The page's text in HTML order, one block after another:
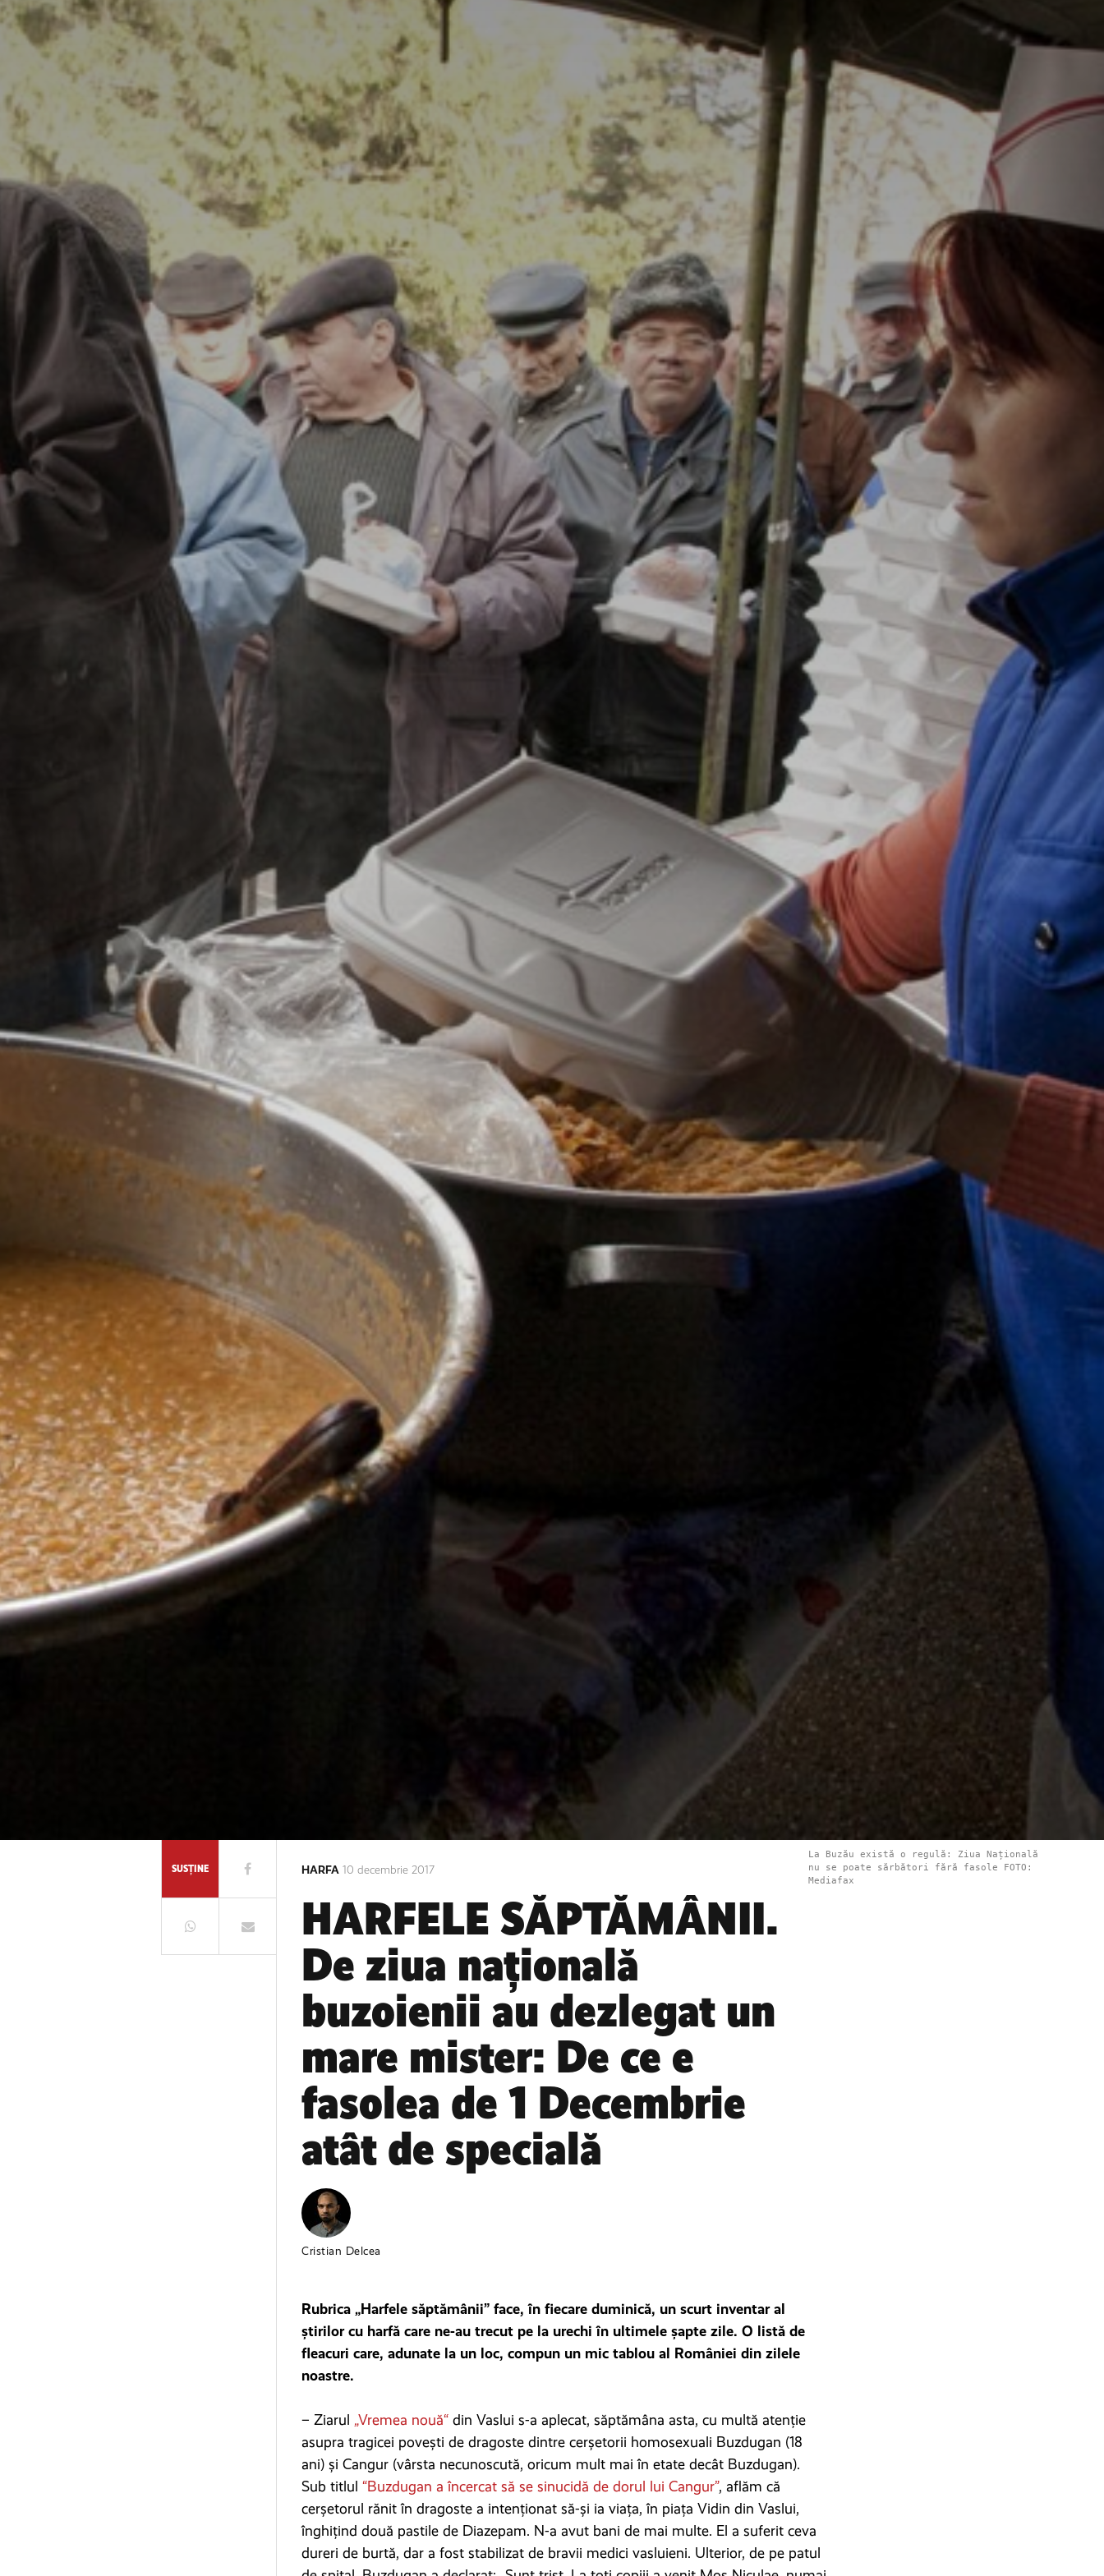
La Buzău există o regulă: Ziua Națională
nu se poate sărbători fără fasole FOTO:
Mediafax
SUSȚINE HARFA 10 decembrie 2017
HARFELE SĂPTĂMÂNII.
De ziua națională
buzoienii au dezlegat un
mare mister: De ce e
fasolea de 1 Decembrie
atât de specială
Cristian Delcea
Rubrica „Harfele săptămânii” face, în fiecare duminică, un scurt inventar al
știrilor cu harfă care ne-au trecut pe la urechi în ultimele șapte zile. O listă de
fleacuri care, adunate la un loc, compun un mic tablou al României din zilele
noastre.
– Ziarul „Vremea nouă“ din Vaslui s-a aplecat, săptămâna asta, cu multă atenție
asupra tragicei povești de dragoste dintre cerșetorii homosexuali Buzdugan (18
ani) și Cangur (vârsta necunoscută, oricum mult mai în etate decât Buzdugan).
Sub titlul “Buzdugan a încercat să se sinucidă de dorul lui Cangur”, aflăm că
cerșetorul rănit în dragoste a intenționat să-și ia viața, în piața Vidin din Vaslui,
înghițind două pastile de Diazepam. N-a avut bani de mai multe. El a suferit ceva
dureri de burtă, dar a fost stabilizat de bravii medici vasluieni. Ulterior, de pe patul